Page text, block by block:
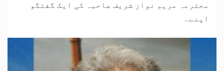
محترمہ مریم نواز شریف صاحبہ کی ایک گفتگو
اپنے...